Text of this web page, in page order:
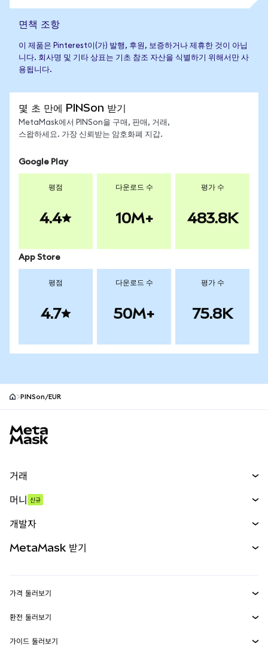
면책 조항
이 제품은 Pinterest이(가) 발행, 후원, 보증하거나 제휴한 것이 아닙
니다. 회사명 및 기타 상표는 기초 참조 자산을 식별하기 위해서만 사
용됩니다.
몇 초 만에 PINSon 받기
MetaMask에서 PINSon을 구매, 판매, 거래,
스왑하세요. 가장 신뢰받는 암호화폐 지갑.
Google Play
평점
4.4
다운로드 수
10M+
평가 수
483.8K
App Store
평점
4.7
다운로드 수
50M+
평가 수
75.8K
PINSon/EUR
거래
무기한 선물
실물자산
머니 신규
개발자
MetaMask Connect
Snaps
MetaMask 받기
보안
가격 둘러보기
이더리움 가격
솔라나 가격
환전 둘러보기
ETH를 USD로 환전
가이드 둘러보기